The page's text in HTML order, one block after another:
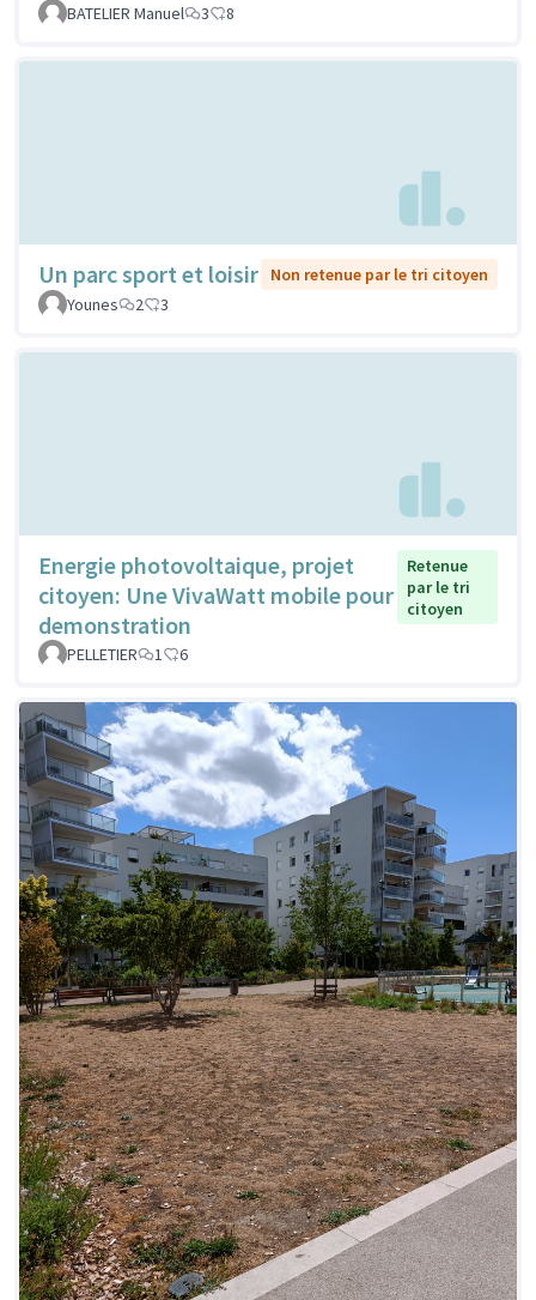
BATELIER Manuel
3 8
Un parc sport et loisir
Non retenue par le tri citoyen
Younes
2 3
Energie photovoltaique, projet
citoyen: Une VivaWatt mobile pour
demonstration
Retenue
par le tri
citoyen
PELLETIER 1 6